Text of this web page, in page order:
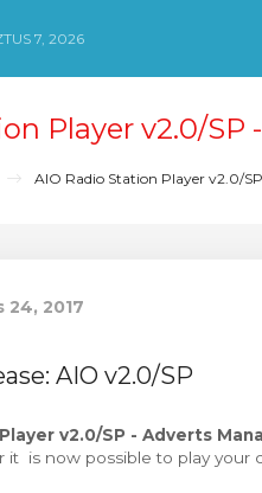
7, 2026
Player v2.0/SP
AIO Radio Station Player v2.0/
24, 2017
AIO v2.0/SP
v2.0/SP - Adverts
it is now possible to play your